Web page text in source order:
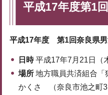
平成17年度第1
平成17年度 第1回奈良県
日時平成17年7月21日（
場所 地方職員共済組合
かくさ （奈良市池之町3